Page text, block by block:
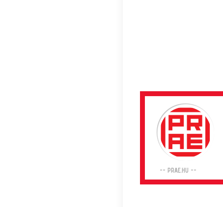
-- PRAE.HU --